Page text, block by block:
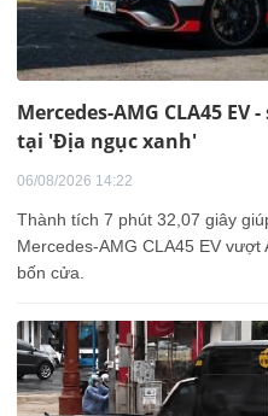
Mercedes-AMG CLA45
tại 'Địa ngục xanh'
06/08/2026 14:22
Thành tích 7 phút 32,07 giây
Mercedes-AMG CLA45 EV
bốn cửa.